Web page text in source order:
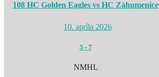
108 HC Golden Eagles vs HC Záhumenice
10. apríla 2026
5 - 7
NMHL